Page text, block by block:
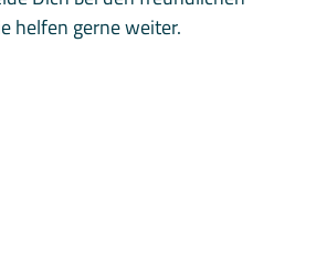
helfen gerne weiter.